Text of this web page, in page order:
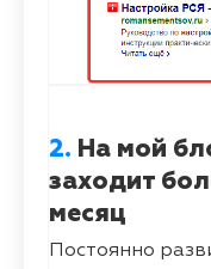
2. На мой
заходит
месяц
Постоянно